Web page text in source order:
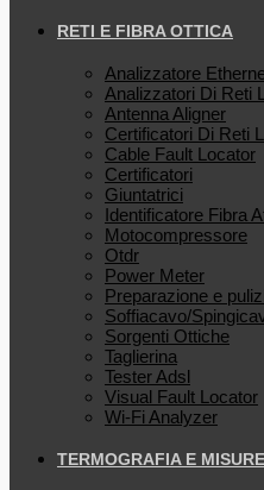
RETI E FIBRA OTTICA
Analizzatore
Analizzatori Di Reti
Antenna Aligner
Certificatori Di Reti
Cable Fault Locator
Certificatori
Giuntatrici
Identificatore Fibra
Motocompressore
Otdr
Power Meter
Preparazione e
Soffiacavo/
Sorgenti Ottiche
Taglierina
Tester Adsl
Visual Fault Locator
Wi-Fi Analyzer
TERMOGRAFIA E